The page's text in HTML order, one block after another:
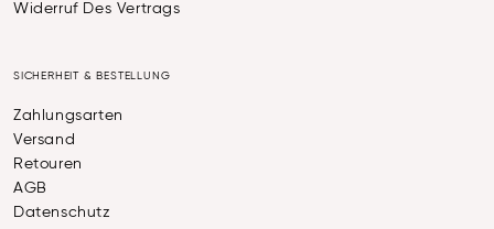
Widerruf Des Vertrags
SICHERHEIT & BESTELLUNG
Zahlungsarten
Versand
Retouren
AGB
Datenschutz